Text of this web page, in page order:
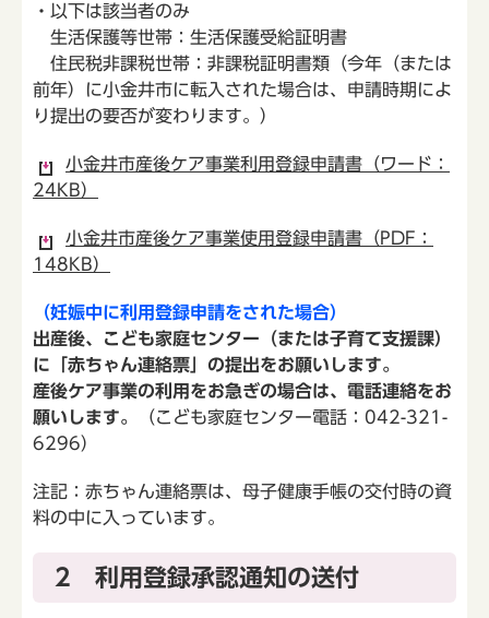
・以下は該当者のみ
生活保護等世帯：生活保護受給証明書
住民税非課税世帯：非課税証明書類（今年（または
前年）に小金井市に転入された場合は、申請時期によ
り提出の要否が変わります。）
小金井市産後ケア事業利用登録申請書（ワード：
24KB）
小金井市産後ケア事業使用登録申請書（PDF：
148KB）
（妊娠中に利用登録申請をされた場合）
出産後、こども家庭センター（または子育て支援課）
に「赤ちゃん連絡票」の提出をお願いします。
産後ケア事業の利用をお急ぎの場合は、電話連絡をお
願いします。
（こども家庭センター電話：042-321-
6296）
注記：赤ちゃん連絡票は、母子健康手帳の交付時の資
料の中に入っています。
2 利用登録承認通知の送付